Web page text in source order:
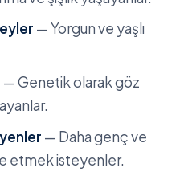
— Yorgun ve yaşlı
— Genetik olarak göz
— Daha genç ve
etmek isteyenler.